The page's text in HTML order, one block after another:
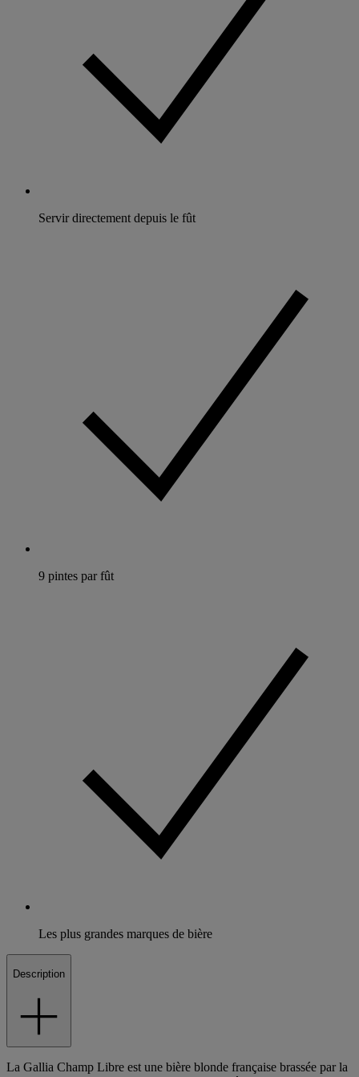
Servir directement depuis le fût
9 pintes par fût
Les plus grandes marques de bière
Description
La Gallia Champ Libre est une bière blonde française brassée par la